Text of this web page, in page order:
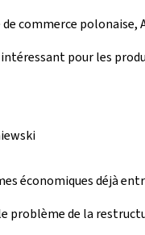
commerce polonaise,
pour les
économiques déjà
problème de la